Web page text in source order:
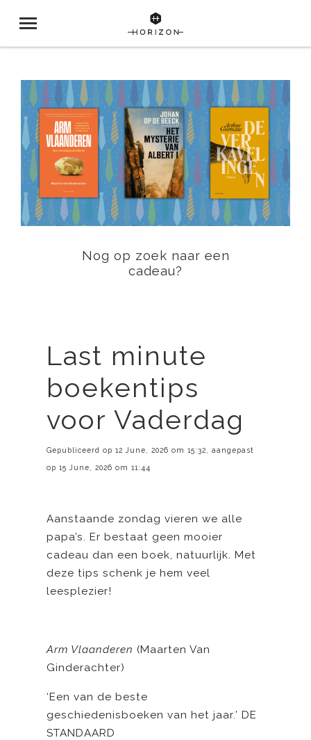
Nog op zoek naar een
cadeau?
Last minute
boekentips
voor Vaderdag
Gepubliceerd op 12 June, 2026 om 15:32, aangepast
op 15 June, 2026 om 11:44
Aanstaande zondag vieren we alle
papa’s. Er bestaat geen mooier
cadeau dan een boek, natuurlijk. Met
deze tips schenk je hem veel
leesplezier!
Arm Vlaanderen (Maarten Van
Ginderachter)
‘Een van de beste
geschiedenisboeken van het jaar.’ DE
STANDAARD